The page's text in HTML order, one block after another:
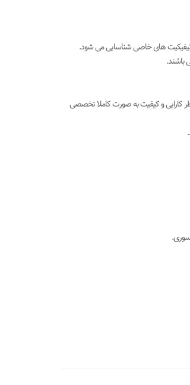
سرتیفیکیت های خاصی شناسایی می شود.
کارایی و کیفیت به صورت کاملا تخصصی